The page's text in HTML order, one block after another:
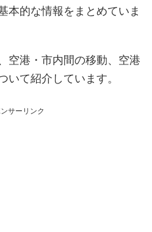
本的な情報をまとめていま
空港・市内間の移動、空港
て紹介しています。
サーリンク